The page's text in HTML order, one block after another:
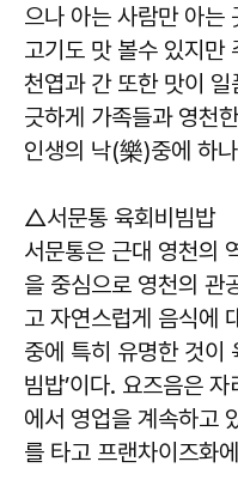
으나 아는 사람만 아는
고기도 맛 볼수 있지만
천엽과 간 또한 맛이
긋하게 가족들과 영천
인생의 낙(樂)중에 하
△서문통 육회비빔밥
서문통은 근대 영천의
을 중심으로 영천의 관
고 자연스럽게 음식에
중에 특히 유명한 것이
빔밥’이다. 요즈음은
에서 영업을 계속하고
를 타고 프랜차이즈화